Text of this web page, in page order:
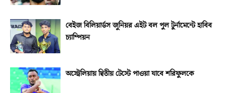
বেইজ বিলিয়ার্ডস জুনিয়র এইট বল পুল টুর্নামেন্টে হাবিব
চ্যাম্পিয়ন
অস্ট্রেলিয়ায় দ্বিতীয় টেস্টে পাওয়া যাবে শরিফুলকে